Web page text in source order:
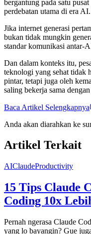
bergantung pada satu
perdebatan utama di era AI.
Jika internet generasi
bukan tidak mungkin
standar komunikasi antar-
Dan dalam konteks itu,
teknologi yang sehat tidak
pintar, tetapi juga oleh
saling bekerja sama
Baca Artikel Selengkapnya
Anda akan diarahkan ke
Artikel Terkait
AIClaudeProductivity
15 Tips Claude
Coding 10x
Pernah ngerasa Claude
yang lo bayangin? Gue